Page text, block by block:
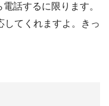
話するに限ります。
てくれますよ。きっ